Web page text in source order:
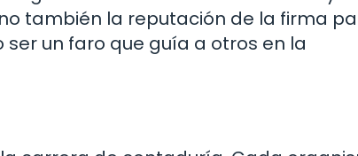
también la reputación de la firma
un faro que guía a otros en la